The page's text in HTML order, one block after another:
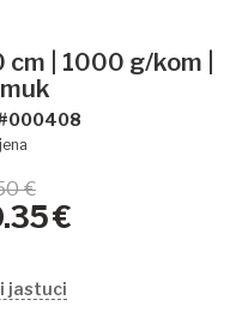
| 1000 g/kom |
€
€
jastuci